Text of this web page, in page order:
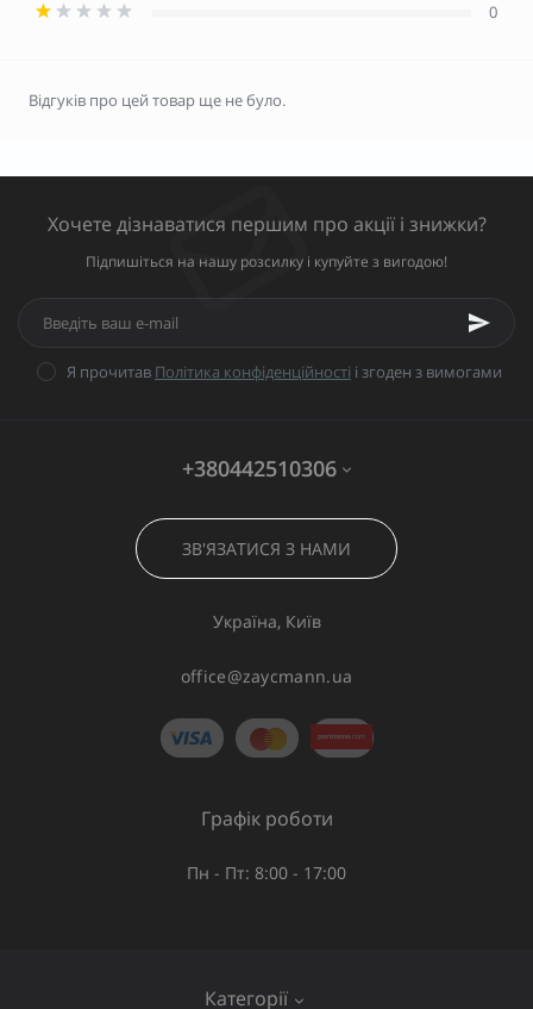
0
Відгуків про цей товар ще не було.
Хочете дізнаватися першим про акції і знижки?
Підпишіться на нашу розсилку і купуйте з вигодою!
Я прочитав Політика конфіденційності і згоден з вимогами
+380442510306
ЗВ'ЯЗАТИСЯ З НАМИ
Україна, Київ
office@zaycmann.ua
Категорії
Графік роботи
Пн - Пт: 8:00 - 17:00